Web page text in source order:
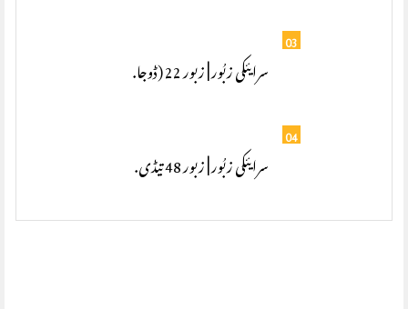
03
سرایئکی زبُور | زبور 22 (ڈوجا.
04
سرایئکی زبُور | زبور 48 تیڈی.